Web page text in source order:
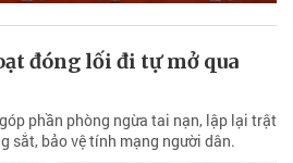
đóng lối đi tự mở qua
phần phòng ngừa tai nạn, lập lại trật
sắt, bảo vệ tính mạng người dân.